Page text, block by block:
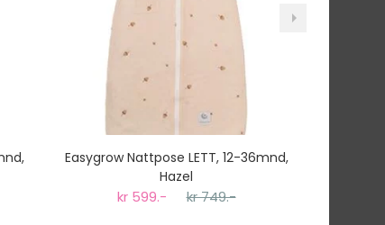
Easygrow Nattpose LETT, 12-36mnd,
Hazel
kr 599.- kr 749.-